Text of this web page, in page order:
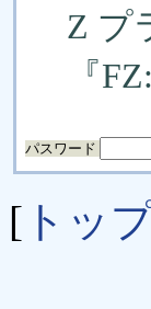
Z プ
『
パスワード
[ トッ